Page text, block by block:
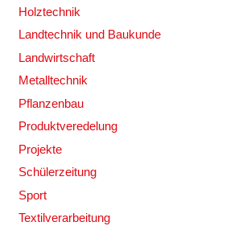
Holztechnik
Landtechnik und Baukunde
Landwirtschaft
Metalltechnik
Pflanzenbau
Produktveredelung
Projekte
Schülerzeitung
Sport
Textilverarbeitung